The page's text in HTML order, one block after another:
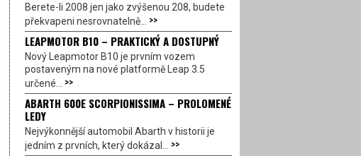
Berete-li 2008 jen jako zvýšenou 208, budete
překvapeni nesrovnatelně... >>
LEAPMOTOR B10 – PRAKTICKÝ A DOSTUPNÝ
Nový Leapmotor B10 je prvním vozem
postaveným na nové platformě Leap 3.5
určené... >>
ABARTH 600E SCORPIONISSIMA – PROLOMENÉ
LEDY
Nejvýkonnější automobil Abarth v historii je
jedním z prvních, který dokázal... >>